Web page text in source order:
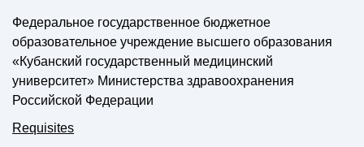
Федеральное государственное бюджетное
образовательное учреждение высшего образования
«Кубанский государственный медицинский
университет» Министерства здравоохранения
Российской Федерации
Requisites